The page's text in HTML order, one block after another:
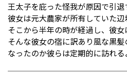
王太子を庇った怪我が原因で引
彼女は元大農家が所有していた
そこから半年の時が経過し、彼
そんな彼女の宿に訳あり風な黒
なったのか彼らは定期的に訪れ